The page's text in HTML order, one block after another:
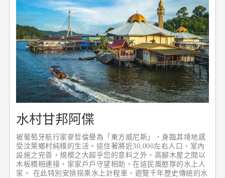
水村甘邦阿偞
被葡萄牙航行家麥哲倫譽為「東方威尼斯」，身臨其境地感
受汶萊鄉村純樸的生活。這住著將近30,000左右人口，室內
設施之完善，規模之大超乎您的意料之外，高腳木屋之間以
木板橋相連接，家家戶戶守望相助，在這民風憨厚的水上人
家。 在此特別安排搭乘水上計程車，遊覽千年歷史傳統的水